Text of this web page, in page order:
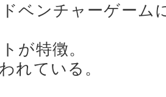
ベンチャーゲーム
が特徴。
れている。